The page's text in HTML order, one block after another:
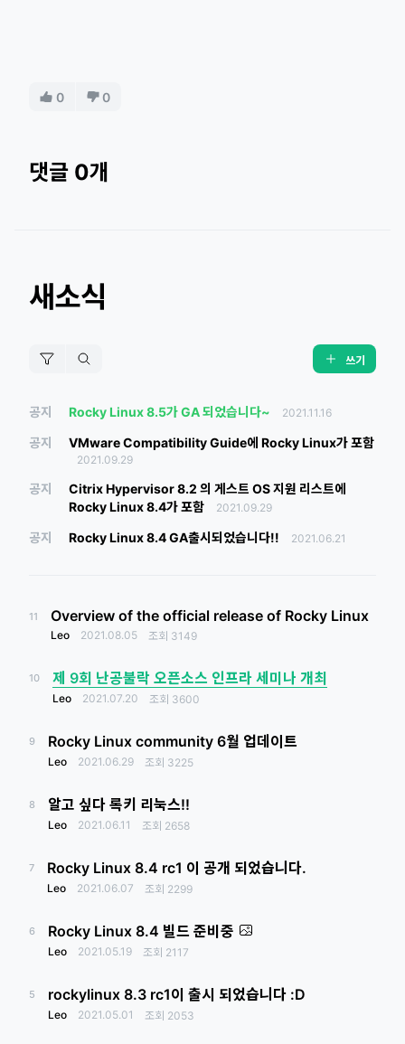
0 0
댓글 0개
새소식
쓰기
공지 Rocky Linux 8.5가 GA 되었습니다~ 2021.11.16
공지 VMware Compatibility Guide에 Rocky Linux가 포함
2021.09.29
공지
Citrix Hypervisor 8.2 의 게스트 OS 지원 리스트에
Rocky Linux 8.4가 포함
2021.09.29
공지 Rocky Linux 8.4 GA출시되었습니다!! 2021.06.21
11 Overview of the official release of Rocky Linux
Leo 2021.08.05 조회 3149
10 제 9회 난공불락 오픈소스 인프라 세미나 개최
Leo 2021.07.20 조회 3600
9 Rocky Linux community 6월 업데이트
Leo 2021.06.29 조회 3225
8 알고 싶다 록키 리눅스!!
Leo 2021.06.11 조회 2658
7 Rocky Linux 8.4 rc1 이 공개 되었습니다.
Leo 2021.06.07 조회 2299
6 Rocky Linux 8.4 빌드 준비중
Leo 2021.05.19 조회 2117
5 rockylinux 8.3 rc1이 출시 되었습니다 :D
Leo 2021.05.01 조회 2053